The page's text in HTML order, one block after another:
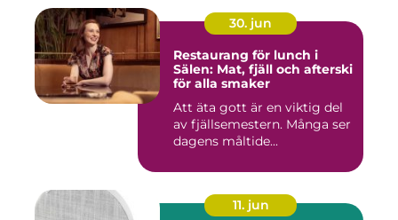
30. jun
Restaurang för lunch i
Sälen: Mat, fjäll och afterski
för alla smaker
Att äta gott är en viktig del
av fjällsemestern. Många ser
dagens måltide...
11. jun